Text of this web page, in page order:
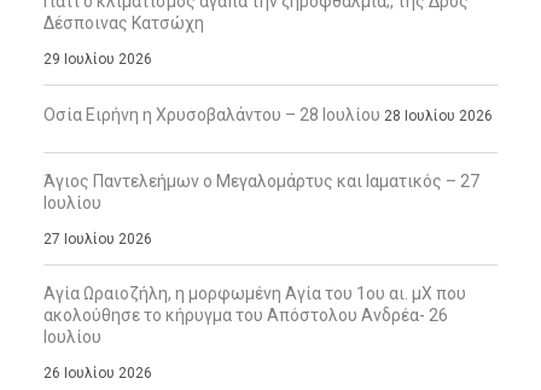
Δέσποινας Κατσώχη
29 Ιουλίου 2026
Οσία Ειρήνη η Χρυσοβαλάντου – 28 Ιουλίου 28 Ιουλίου 2026
Άγιος Παντελεήμων ο Μεγαλομάρτυς και Ιαματικός – 27
Ιουλίου
27 Ιουλίου 2026
Αγία Ωραιοζήλη, η μορφωμένη Αγία του 1ου αι. μΧ που
ακολούθησε το κήρυγμα του Απόστολου Ανδρέα- 26
Ιουλίου
26 Ιουλίου 2026